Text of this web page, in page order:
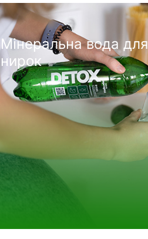
Мінеральна вода для
нирок